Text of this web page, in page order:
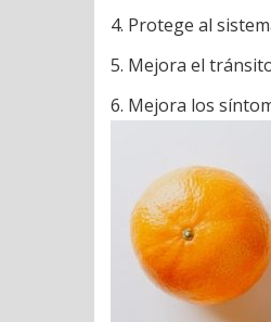
Protege al
Mejora el
Mejora los